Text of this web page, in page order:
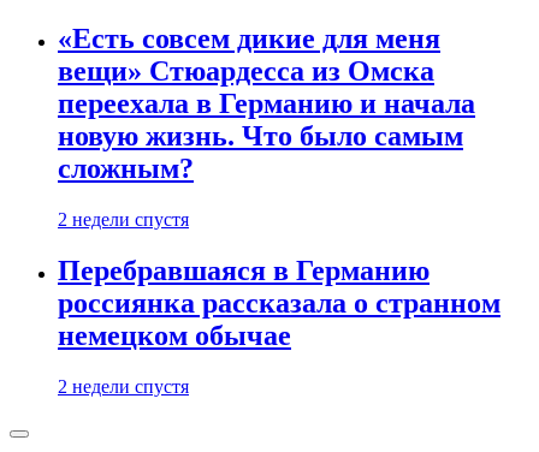
«Есть совсем дикие для меня
вещи» Стюардесса из Омска
переехала в Германию и начала
новую жизнь. Что было самым
сложным?
2 недели спустя
Перебравшаяся в Германию
россиянка рассказала о странном
немецком обычае
2 недели спустя